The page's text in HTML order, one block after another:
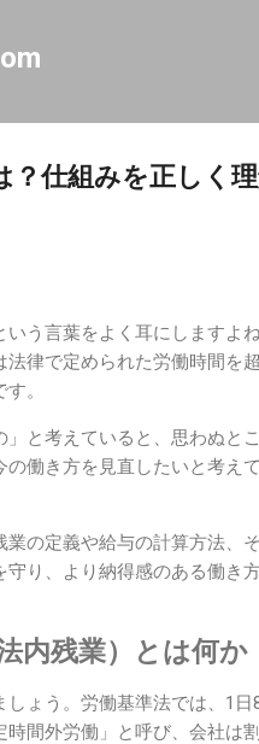
？仕組みを正しく
う言葉をよく耳にしますよ
法律で定められた労働時間
。
」と考えていると、思わぬ
の働き方を見直したいと考え
業の定義や給与の計算方法
守り、より納得感のある働き
内残業）とは何か
しょう。労働基準法では、1
間外労働」と呼び、会社は